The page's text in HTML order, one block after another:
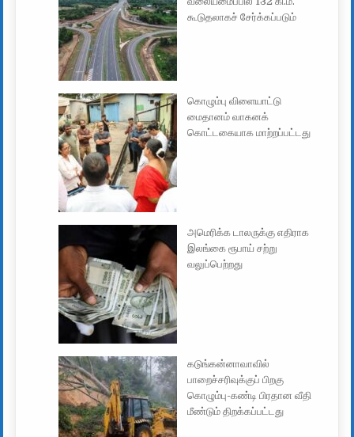
கூடுதலாகச் சேர்க்கப்படும்
கொழும்பு விளையாட்டு
மைதானம் வாகனக்
கொட்டகையாக மாற்றப்பட்டது
அமெரிக்க டாலருக்கு எதிராக
இலங்கை ரூபாய் சற்று
வலுப்பெற்றது
கடுங்கன்னாவாவில்
பாறைச்சரிவுக்குப் பிறகு
கொழும்பு-கண்டி பிரதான வீதி
மீண்டும் திறக்கப்பட்டது